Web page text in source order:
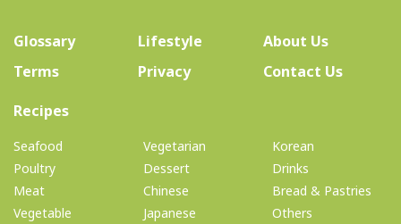
Glossary Lifestyle About Us(current)
Terms
Privacy
Contact Us
Recipes(current)
Seafood
Poultry
Meat
Vegetable
Vegetarian
Dessert
Chinese
Japanese
Korean
Drinks
Bread & Pastries
Others